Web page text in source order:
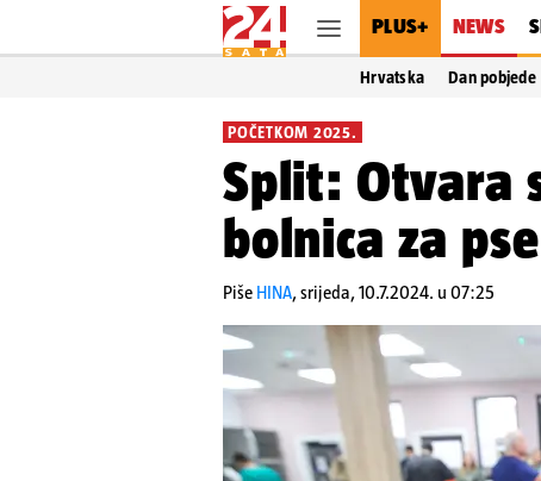
PLUS+ NEWS
Hrvatska Dan pobjede
POČETKOM 2025.
Split: Otvara
bolnica za
Piše HINA,srijeda, 10.7.2024. u 07:25